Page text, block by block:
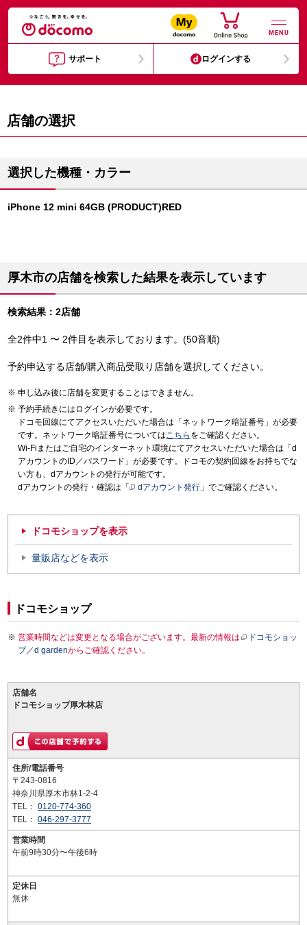
MENU
サポート ログインする
店舗の選択
選択した機種・カラー
iPhone 12 mini 64GB (PRODUCT)RED
厚木市の店舗を検索した結果を表示しています
検索結果：2店舗
全2件中1 〜 2件目を表示しております。(50音順)
予約申込する店舗/購入商品受取り店舗を選択してください。
申し込み後に店舗を変更することはできません。
予約手続きにはログインが必要です。
ドコモ回線にてアクセスいただいた場合は「ネットワーク暗証番号」が必要
です。ネットワーク暗証番号についてはこちら をご確認ください。
Wi-Fiまたはご自宅のインターネット環境にてアクセスいただいた場合は「d
アカウントのID／パスワード」が必要です。ドコモの契約回線をお持ちでな
い方も、dアカウントの発行が可能です。
dアカウントの発行・確認は「
dアカウント発行 」でご確認ください。
ドコモショップを表示
量販店などを表示
ドコモショップ
営業時間などは変更となる場合がございます。最新の情報は
ドコモショッ
プ／d gardenからご確認ください。
店舗名
ドコモショップ厚木林店
住所/電話番号
〒243-0816
神奈川県厚木市林1-2-4
TEL： 0120-774-360
TEL： 046-297-3777
営業時間
午前9時30分〜午後6時
定休日
無休